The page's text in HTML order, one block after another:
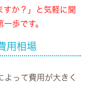
すか？」と気軽に聞
歩です。
用相場
よって費用が大きく